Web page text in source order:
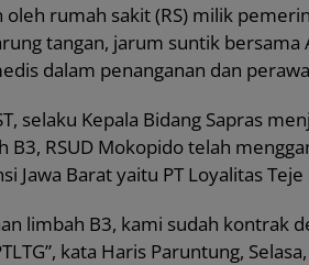
oleh rumah sakit (RS) milik
tangan, jarum suntik bersama
dalam penanganan dan
selaku Kepala Bidang Sapras
B3, RSUD Mokopido telah
Jawa Barat yaitu PT Loyalitas Teje
limbah B3, kami sudah kontrak
kata Haris Paruntung,